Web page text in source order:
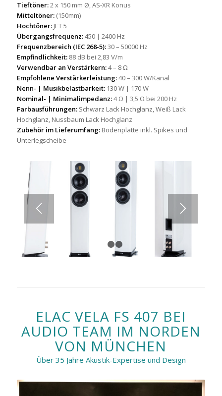
Tieftöner:2 x 150 mm Ø, AS-XR Konus
Mitteltöner:(150mm)
Hochtöner:JET 5
Übergangsfrequenz:450 | 2400 Hz
Frequenzbereich (IEC 268-5):30 – 50000 Hz
Empfindlichkeit:88 dB bei 2,83 V/m
Verwendbar an Verstärkern:4 – 8 Ω
Empfohlene Verstärkerleistung:40 – 300 W/Kanal
Nenn- | Musikbelastbarkeit:130 W | 170 W
Nominal- | Minimalimpedanz:4 Ω | 3,5 Ω bei 200 Hz
Farbausführungen:Schwarz Lack Hochglanz, Weiß Lack
Hochglanz, Nussbaum Lack Hochglanz
Zubehör im Lieferumfang:Bodenplatte inkl. Spikes und
Unterlegscheibe
2 3
ELAC VELA FS 407 BEI
AUDIO TEAM IM NORDEN
VON MÜNCHEN
Über 35 Jahre Akustik-Expertise und Design